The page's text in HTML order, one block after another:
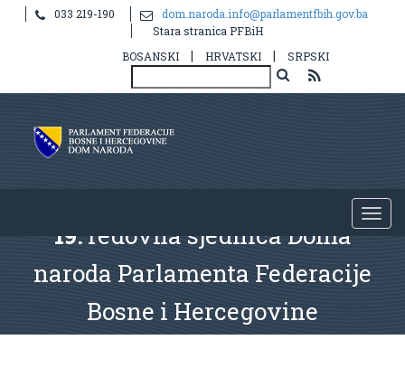
033 219-190
dom.naroda.info@parlamentfbih.gov.ba
Stara stranica PFBiH
BOSANSKI
| HRVATSKI | SRPSKI
19.redovna sjednica Doma
naroda Parlamenta Federacije
Bosne i Hercegovine